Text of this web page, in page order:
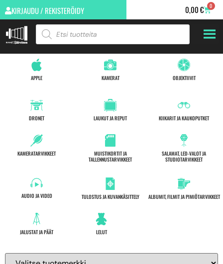
KIRJAUDU / REKISTERÖIDY 0,00€ 0
APPLE
DRONET
KAMERAT
LAUKUT JA REPUT
OBJEKTIIVIT
KIIKARIT JA KAUKOPUTKET
KAMERATARVIKKEET
AUDIO JA VIDEO
MUISTIKORTIT JA
TALLENNUSTARVIKKEET
TULOSTUS JA KUVANKÄSITTELY
SALAMAT, LED-VALOT JA
STUDIOTARVIKKEET
ALBUMIT, FILMIT JA PIMIÖTARVIKKEET
JALUSTAT JA PÄÄT LELUT